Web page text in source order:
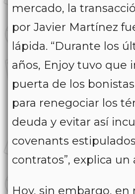
mercado, la
por Javier Martínez
lápida. “Durante los
años, Enjoy tuvo que
puerta de los
para renegociar los
deuda y evitar así
covenants
contratos”, explica un
Hoy, sin embargo, en